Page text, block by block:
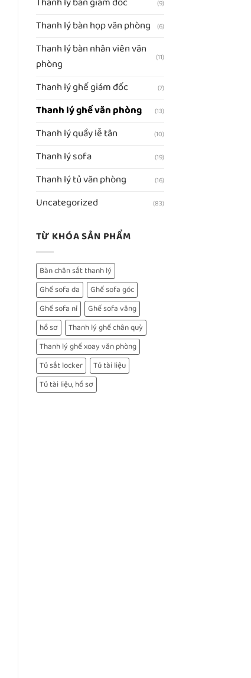
(9)
Thanh lý bàn họp văn phòng (6)
Thanh lý bàn nhân viên văn
phòng
(11)
Thanh lý ghế giám đốc (7)
Thanh lý ghế văn phòng (13)
Thanh lý quầy lễ tân (10)
Thanh lý sofa (19)
Thanh lý tủ văn phòng (16)
Uncategorized (83)
TỪ KHÓA SẢN PHẨM
Bàn chân sắt thanh lý
Ghế sofa da
Ghế sofa góc
Ghế sofa nỉ
Ghế sofa văng
hồ sơ
Thanh lý ghế chân quỳ
Thanh lý ghế xoay văn phòng
Tủ sắt locker
Tủ tài liệu
Tủ tài liệu, hồ sơ